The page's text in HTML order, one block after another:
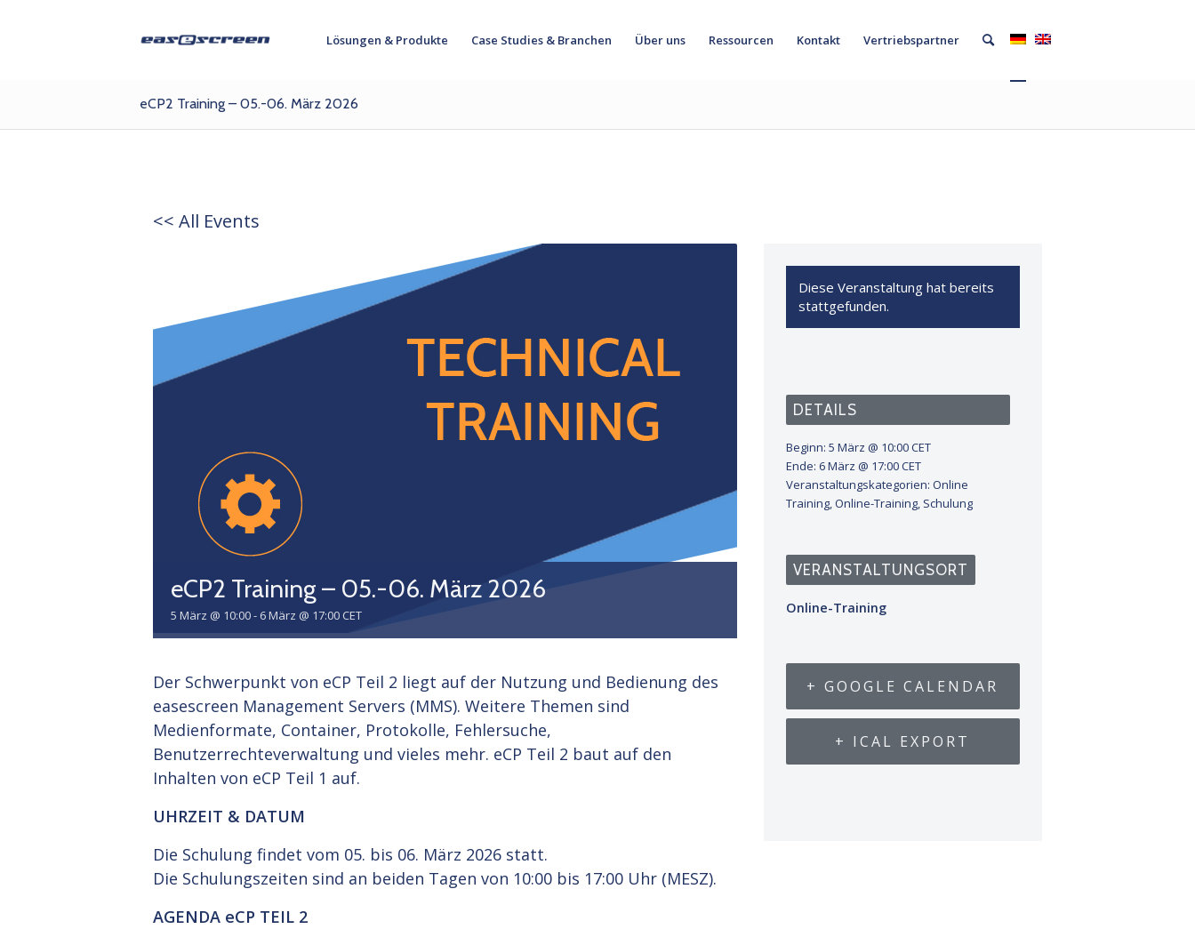
Lösungen & Produkte Case Studies & Branchen Über uns Ressourcen Kontakt Vertriebspartner
eCP2 Training – 05.-06. März 2026
<< All Events
eCP2 Training – 05.-06. März 2026
5 März @ 10:00- 6 März @ 17:00 CET
Der Schwerpunkt von eCP Teil 2 liegt auf der Nutzung und Bedienung des
easescreen Management Servers (MMS). Weitere Themen sind
Medienformate, Container, Protokolle, Fehlersuche,
Benutzerrechteverwaltung und vieles mehr. eCP Teil 2 baut auf den
Inhalten von eCP Teil 1 auf.
UHRZEIT & DATUM
Die Schulung findet vom 05. bis 06. März 2026 statt.
Die Schulungszeiten sind an beiden Tagen von 10:00 bis 17:00 Uhr (MESZ).
AGENDA eCP TEIL 2
Diese Veranstaltung hat bereits
stattgefunden.
DETAILS
Beginn: 5 März @ 10:00CET
Ende: 6 März @ 17:00CET
Veranstaltungskategorien: Online
Training,Online-Training, Schulung
VERANSTALTUNGSORT
Online-Training
+ GOOGLE CALENDAR
+ ICAL EXPORT